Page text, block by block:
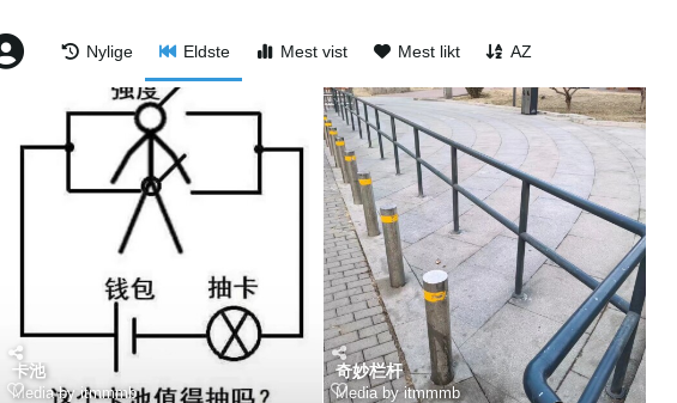
Nylige Eldste Mest vist Mest likt AZ
卡池
Media by itmmmb
奇妙栏杆
Media by itmmmb